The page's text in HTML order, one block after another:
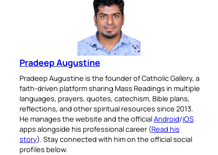
Pradeep Augustine
Pradeep Augustine is the founder of Catholic Gallery, a
faith-driven platform sharing Mass Readings in multiple
languages, prayers, quotes, catechism, Bible plans,
reflections, and other spiritual resources since 2013.
He manages the website and the officialAndroid/iOS
apps alongside his professional career (Read his
story). Stay connected with him on the official social
profiles below.